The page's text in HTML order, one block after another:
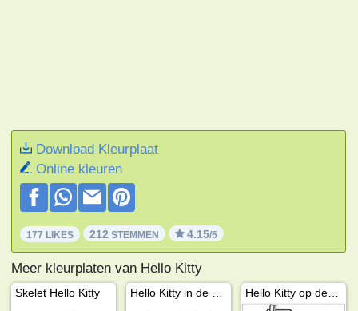
Download Kleurplaat
Online kleuren
177 LIKES 212 STEMMEN 4.15/5
Meer kleurplaten van Hello Kitty
Skelet Hello Kitty